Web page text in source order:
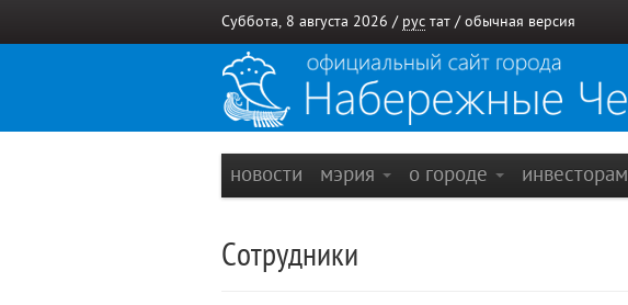
Суббота, 8 августа 2026 / рус тат / обычная версия
новости мэрия о городе инвесторам
Сотрудники